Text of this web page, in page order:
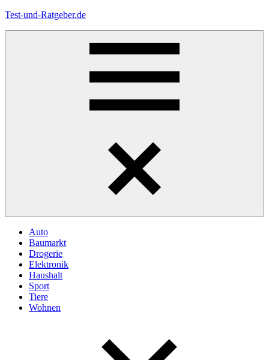
Zum
Test-und-Ratgeber.de
Auto
Baumarkt
Drogerie
Elektronik
Haushalt
Sport
Tiere
Wohnen